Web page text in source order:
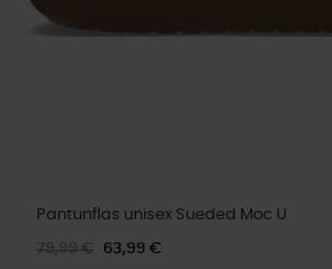
Pantunflas unisex Sueded Moc U
79,99 € 63,99 €